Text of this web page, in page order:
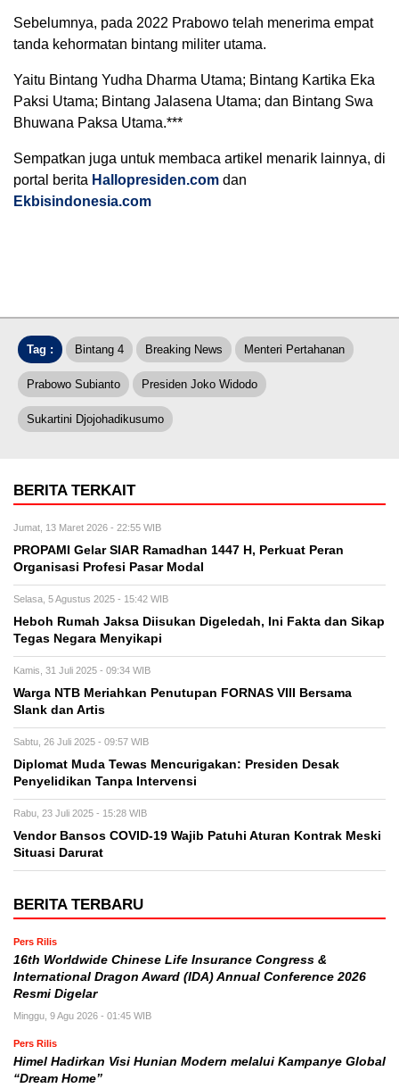
Sebelumnya, pada 2022 Prabowo telah menerima empat
tanda kehormatan bintang militer utama.
Yaitu Bintang Yudha Dharma Utama; Bintang Kartika Eka
Paksi Utama; Bintang Jalasena Utama; dan Bintang Swa
Bhuwana Paksa Utama.***
Sempatkan juga untuk membaca artikel menarik lainnya, di
portal berita Hallopresiden.com dan
Ekbisindonesia.com
Tag : Bintang 4 Breaking News Menteri Pertahanan
Prabowo Subianto Presiden Joko Widodo
Sukartini Djojohadikusumo
BERITA TERKAIT
Jumat, 13 Maret 2026 - 22:55 WIB
PROPAMI Gelar SIAR Ramadhan 1447 H, Perkuat Peran
Organisasi Profesi Pasar Modal
Selasa, 5 Agustus 2025 - 15:42 WIB
Heboh Rumah Jaksa Diisukan Digeledah, Ini Fakta dan Sikap
Tegas Negara Menyikapi
Kamis, 31 Juli 2025 - 09:34 WIB
Warga NTB Meriahkan Penutupan FORNAS VIII Bersama
Slank dan Artis
Sabtu, 26 Juli 2025 - 09:57 WIB
Diplomat Muda Tewas Mencurigakan: Presiden Desak
Penyelidikan Tanpa Intervensi
Rabu, 23 Juli 2025 - 15:28 WIB
Vendor Bansos COVID-19 Wajib Patuhi Aturan Kontrak Meski
Situasi Darurat
BERITA TERBARU
Pers Rilis
16th Worldwide Chinese Life Insurance Congress &
International Dragon Award (IDA) Annual Conference 2026
Resmi Digelar
Minggu, 9 Agu 2026 - 01:45 WIB
Pers Rilis
Himel Hadirkan Visi Hunian Modern melalui Kampanye Global
“Dream Home”